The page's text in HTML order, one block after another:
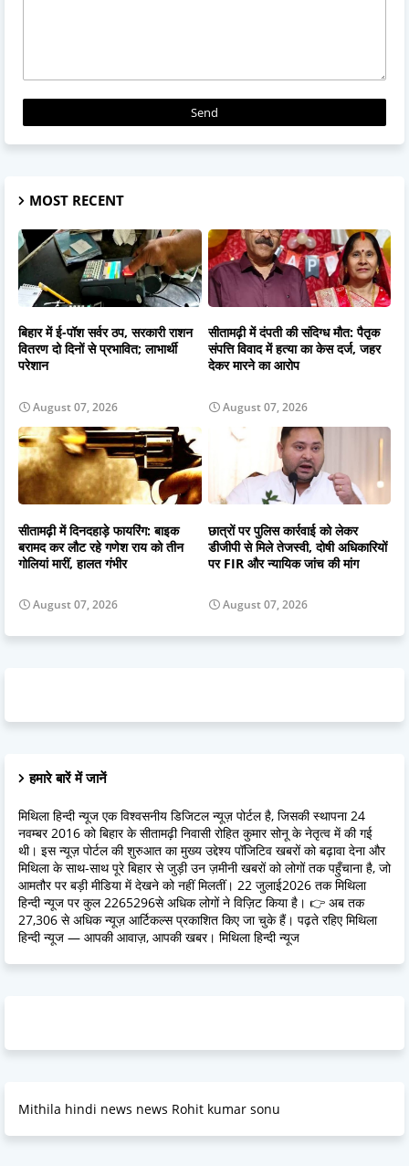
MOST RECENT
बिहार में ई-पॉश सर्वर ठप, सरकारी राशन
वितरण दो दिनों से प्रभावित; लाभार्थी
परेशान
August 07, 2026
सीतामढ़ी में दंपती की संदिग्ध मौत: पैतृक
संपत्ति विवाद में हत्या का केस दर्ज, जहर
देकर मारने का आरोप
August 07, 2026
सीतामढ़ी में दिनदहाड़े फायरिंग: बाइक
बरामद कर लौट रहे गणेश राय को तीन
गोलियां मारीं, हालत गंभीर
August 07, 2026
छात्रों पर पुलिस कार्रवाई को लेकर
डीजीपी से मिले तेजस्वी, दोषी अधिकारियों
पर FIR और न्यायिक जांच की मांग
August 07, 2026
हमारे बारें में जानें
मिथिला हिन्दी न्यूज एक विश्वसनीय डिजिटल न्यूज़ पोर्टल है, जिसकी स्थापना 24
नवम्बर 2016 को बिहार के सीतामढ़ी निवासी रोहित कुमार सोनू के नेतृत्व में की गई
थी। इस न्यूज़ पोर्टल की शुरुआत का मुख्य उद्देश्य पॉजिटिव खबरों को बढ़ावा देना और
मिथिला के साथ-साथ पूरे बिहार से जुड़ी उन ज़मीनी खबरों को लोगों तक पहुँचाना है, जो
आमतौर पर बड़ी मीडिया में देखने को नहीं मिलतीं। 22 जुलाई2026 तक मिथिला
हिन्दी न्यूज पर कुल 2265296से अधिक लोगों ने विज़िट किया है। 👉 अब तक
27,306 से अधिक न्यूज़ आर्टिकल्स प्रकाशित किए जा चुके हैं। पढ़ते रहिए मिथिला
हिन्दी न्यूज — आपकी आवाज़, आपकी खबर। मिथिला हिन्दी न्यूज
Mithila hindi news news Rohit kumar sonu